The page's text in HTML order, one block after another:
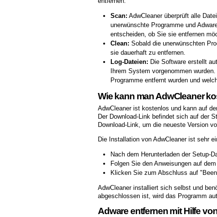
Scan: AdwCleaner überprüft alle
unerwünschte Programme und
entscheiden, ob Sie sie entfernen
Clean: Sobald die unerwünschten
sie dauerhaft zu entfernen.
Log-Dateien: Die Software erstellt
Ihrem System vorgenommen
Programme entfernt wurden und
Wie kann man AdwCleaner
AdwCleaner ist kostenlos und kann auf
Der Download-Link befindet sich auf der
Download-Link, um die neueste Version
Die Installation von AdwCleaner ist sehr
Nach dem Herunterladen der Setup-
Folgen Sie den Anweisungen auf
Klicken Sie zum Abschluss auf
AdwCleaner installiert sich selbst und
abgeschlossen ist, wird das Programm
Adware entfernen mit Hilfe